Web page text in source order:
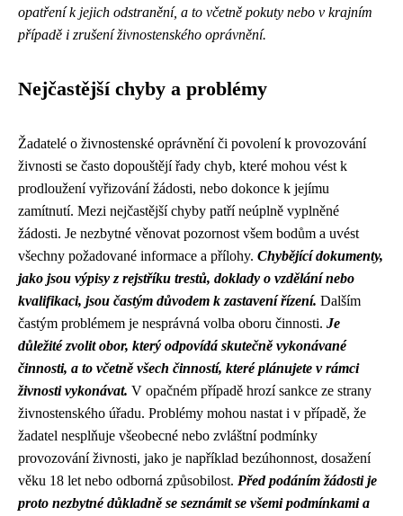
opatření k jejich odstranění, a to včetně pokuty nebo v krajním
případě i zrušení živnostenského oprávnění.
Nejčastější chyby a problémy
Žadatelé o živnostenské oprávnění či povolení k provozování
živnosti se často dopouštějí řady chyb, které mohou vést k
prodloužení vyřizování žádosti, nebo dokonce k jejímu
zamítnutí. Mezi nejčastější chyby patří neúplně vyplněné
žádosti. Je nezbytné věnovat pozornost všem bodům a uvést
všechny požadované informace a přílohy. Chybějící dokumenty,
jako jsou výpisy z rejstříku trestů, doklady o vzdělání nebo
kvalifikaci, jsou častým důvodem k zastavení řízení. Dalším
častým problémem je nesprávná volba oboru činnosti. Je
důležité zvolit obor, který odpovídá skutečně vykonávané
činnosti, a to včetně všech činností, které plánujete v rámci
živnosti vykonávat. V opačném případě hrozí sankce ze strany
živnostenského úřadu. Problémy mohou nastat i v případě, že
žadatel nesplňuje všeobecné nebo zvláštní podmínky
provozování živnosti, jako je například bezúhonnost, dosažení
věku 18 let nebo odborná způsobilost. Před podáním žádosti je
proto nezbytné důkladně se seznámit se všemi podmínkami a